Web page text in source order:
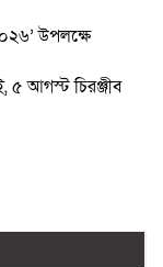
উপলক্ষে
৫ আগস্ট চিরঞ্জীব